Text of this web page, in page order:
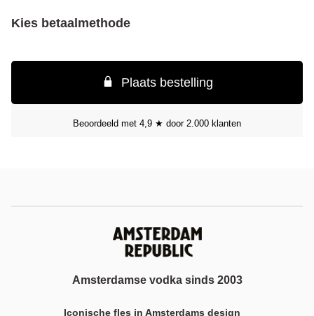
Kies betaalmethode
Plaats bestelling
Beoordeeld met 4,9 ★ door 2.000 klanten
Amsterdamse vodka sinds 2003
Iconische fles in Amsterdams design